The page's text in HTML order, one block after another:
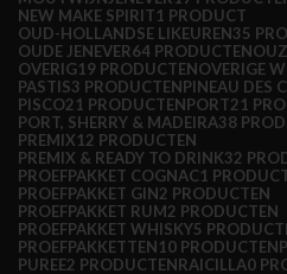
NEW MAKE SPIRIT1 PRODUCT
OUD-HOLLANDSE LIKEUREN35
OUDE JENEVER64 PRODUCTEN
OVERIG19 PRODUCTENOVERIGE
PASTIS3 PRODUCTENPINEAU DES
PISCO21 PRODUCTENPORT21
PORT, SHERRY & MADEIRA38
PREMIX12 PRODUCTEN
PREMIX & READY TO DRINK32
PROEFPAKKET COGNAC1
PROEFPAKKET GIN2 PRODUCTEN
PROEFPAKKET RUM2 PRODUCTEN
PROEFPAKKET WHISKY5
PROEFPAKKETTEN10 PRODUCTEN
PUREE2 PRODUCTENRAICILLA0